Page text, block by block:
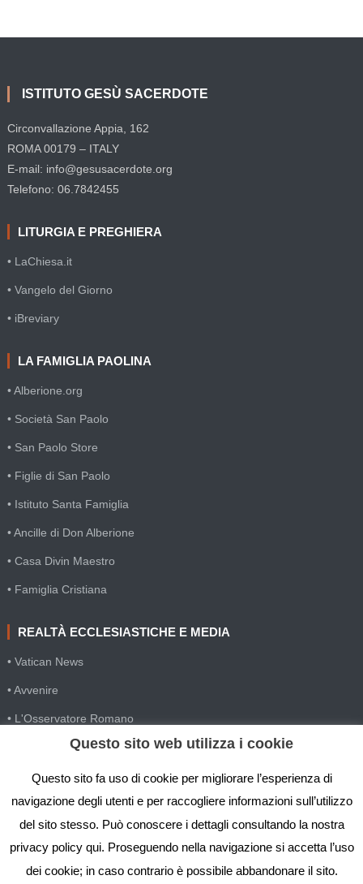
ISTITUTO GESÙ SACERDOTE
Circonvallazione Appia, 162
ROMA 00179 – ITALY
E-mail: info@gesusacerdote.org
Telefono: 06.7842455
LITURGIA E PREGHIERA
• LaChiesa.it
• Vangelo del Giorno
• iBreviary
LA FAMIGLIA PAOLINA
• Alberione.org
• Società San Paolo
• San Paolo Store
• Figlie di San Paolo
• Istituto Santa Famiglia
• Ancille di Don Alberione
• Casa Divin Maestro
• Famiglia Cristiana
REALTÀ ECCLESIASTICHE E MEDIA
• Vatican News
• Avvenire
• L'Osservatore Romano
• SIR Agenzia d'informazione
• Gesuiti Villapizzone
• Settimana della Comunicazione
• Festival Biblico
Questo sito web utilizza i cookie
Questo sito fa uso di cookie per migliorare l’esperienza di
navigazione degli utenti e per raccogliere informazioni sull’utilizzo
del sito stesso. Può conoscere i dettagli consultando la nostra
privacy policy qui. Proseguendo nella navigazione si accetta l’uso
dei cookie; in caso contrario è possibile abbandonare il sito.